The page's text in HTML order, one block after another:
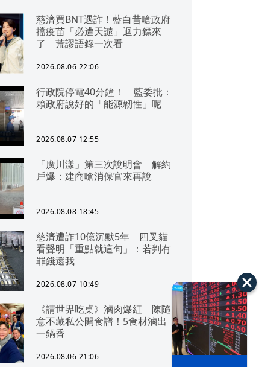
慈濟買BNT遇詐！藍白昔嗆政府
擋疫苗「必遭天譴」迴力鏢來
了 荒謬語錄一次看
2026.08.06 22:06
行政院停電40分鐘！ 藍委批：
賴政府說好的「能源韌性」呢
2026.08.07 12:55
「廣川漾」第三次說明會 解約
戶爆：建商嗆消保官來再說
2026.08.08 18:45
慈濟遭詐10億沉默5年 四叉貓
看聲明「重點就這句」：若判有
罪錢還我
2026.08.07 10:49
《請世界吃桌》滷肉爆紅 陳隨
意不藏私公開食譜！5食材滷出
一鍋香
2026.08.06 21:06